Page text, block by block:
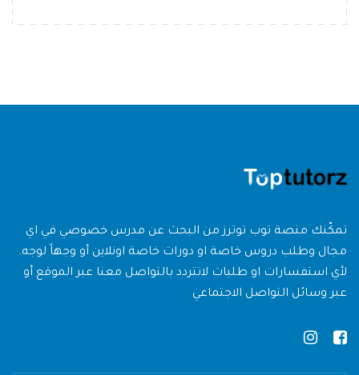
تمكّنك منصة توب توترز من البحث عن مدرس خصوصي في اي
مجال وطلب دروس خاصة او دورات خاصة اونلاين أو وجهاً لوجه.
لأي استفسارات او طلبات لاتتردد بالتواصل معنا عبر الموقع أو
عبر وسائل التواصل الاجتماعي